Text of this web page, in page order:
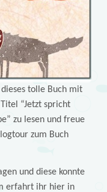
tolle Buch mit
“Jetzt spricht
zu lesen und freue
zum Buch
und diese konnte
erfahrt ihr hier in